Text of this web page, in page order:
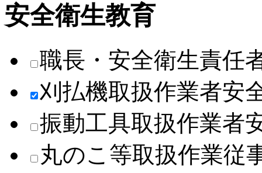
安全衛生教育
職長・安全衛生責任
刈払機取扱作業者安
振動工具取扱作業者
丸のこ等取扱作業従